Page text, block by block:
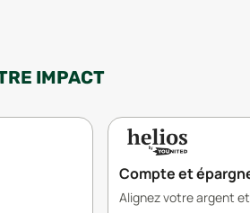
IMPACT
Compte et
Alignez votre argent